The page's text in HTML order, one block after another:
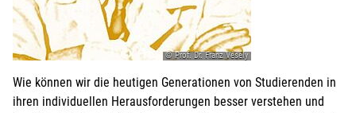
© Prof. Dr. Franz Vesely
Wie können wir die heutigen Generationen von Studierenden in
ihren individuellen Herausforderungen besser verstehen und